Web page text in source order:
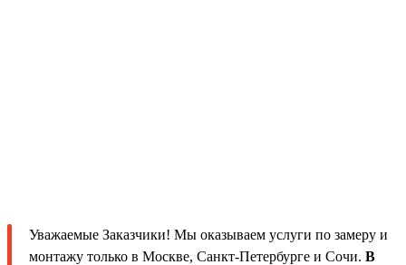
Уважаемые Заказчики! Мы оказываем услуги по замеру и
монтажу только в Москве, Санкт-Петербурге и Сочи. В